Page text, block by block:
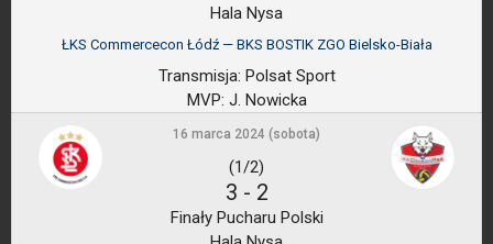
Hala Nysa
ŁKS Commercecon Łódź — BKS BOSTIK ZGO Bielsko-Biała
Transmisja: Polsat Sport
MVP: J. Nowicka
16 marca 2024 (sobota)
(1/2)
3 - 2
Finały Pucharu Polski